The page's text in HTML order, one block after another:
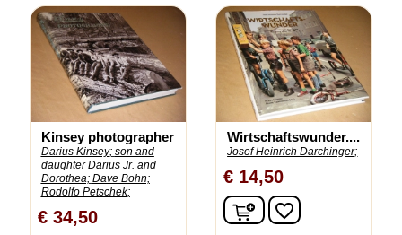
Kinsey photographer
Darius Kinsey; son and
daughter Darius Jr. and
Dorothea; Dave Bohn;
Rodolfo Petschek;
€ 34,50
Wirtschaftswunder....
Josef Heinrich Darchinger;
€ 14,50
In winkelwagen
favorite_border